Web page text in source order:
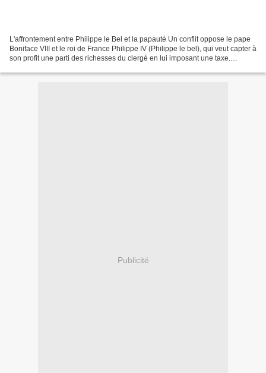
L'affrontement entre Philippe le Bel et la papauté Un conflit oppose le pape
Boniface VIII et le roi de France Philippe IV (Philippe le bel), qui veut capter à
son profit une parti des richesses du clergé en lui imposant une taxe.
Publicité